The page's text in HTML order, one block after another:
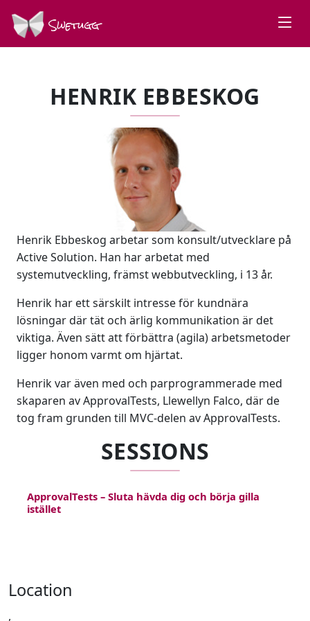
Swetugg
HENRIK EBBESKOG
Henrik Ebbeskog arbetar som konsult/utvecklare på
Active Solution. Han har arbetat med
systemutveckling, främst webbutveckling, i 13 år.
Henrik har ett särskilt intresse för kundnära
lösningar där tät och ärlig kommunikation är det
viktiga. Även sätt att förbättra (agila) arbetsmetoder
ligger honom varmt om hjärtat.
Henrik var även med och parprogrammerade med
skaparen av ApprovalTests, Llewellyn Falco, där de
tog fram grunden till MVC-delen av ApprovalTests.
SESSIONS
ApprovalTests – Sluta hävda dig och börja gilla
istället
Location
,